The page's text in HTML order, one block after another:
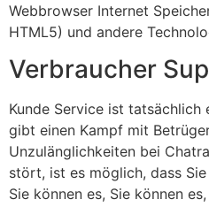
Webbrowser Internet
HTML5) und andere
Verbraucher
Kunde Service ist tatsächlich
gibt einen Kampf mit
Unzulänglichkeiten bei
stört, ist es möglich, dass
Sie können es, Sie können